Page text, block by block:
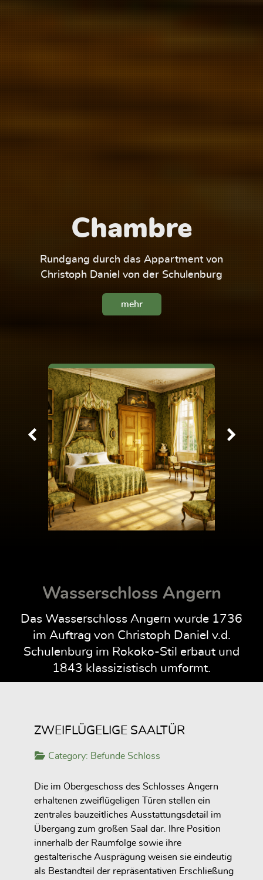
Chambre
Rundgang durch das Appartment von
Christoph Daniel von der Schulenburg
mehr
Wasserschloss Angern
Das Wasserschloss Angern wurde 1736
im Auftrag von Christoph Daniel v.d.
Schulenburg im Rokoko-Stil erbaut und
1843 klassizistisch umformt.
ZWEIFLÜGELIGE SAALTÜR
Category: Befunde Schloss
Die im Obergeschoss des Schlosses Angern
erhaltenen zweiflügeligen Türen stellen ein
zentrales bauzeitliches Ausstattungsdetail im
Übergang zum großen Saal dar. Ihre Position
innerhalb der Raumfolge sowie ihre
gestalterische Ausprägung weisen sie eindeutig
als Bestandteil der repräsentativen Erschließung